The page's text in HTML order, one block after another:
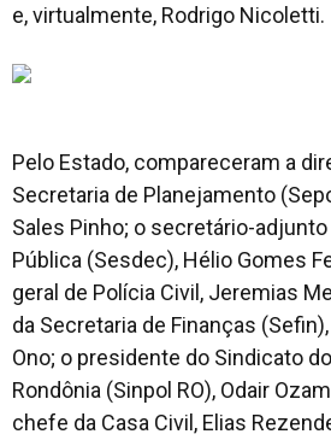
e, virtualmente, Rodrigo Nicoletti.
Pelo Estado, compareceram a
Secretaria de Planejamento
Sales Pinho; o secretário-
Pública (Sesdec), Hélio Gomes
geral de Polícia Civil, Jeremias
da Secretaria de Finanças
Ono; o presidente do Sindicato
Rondônia (Sinpol RO), Odair
chefe da Casa Civil, Elias